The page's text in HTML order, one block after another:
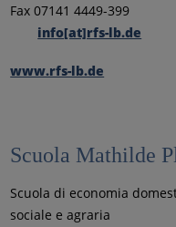
Fax 07141 4449-399
info[at]rfs-lb.de
www.rfs-lb.de
Scuola Mathilde
Scuola di economia
sociale e agraria